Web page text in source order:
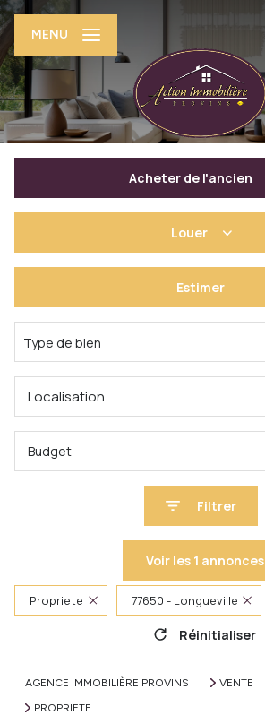
MENU
Acheter de l'ancien
De l'immo pro
Louer
Estimer
Type de bien
Localisation
Budget
Filtrer
Voir les 1 annonces
Propriete 77650 - Longueville
Réinitialiser
AGENCE IMMOBILIÈRE PROVINS VENTE
PROPRIETE